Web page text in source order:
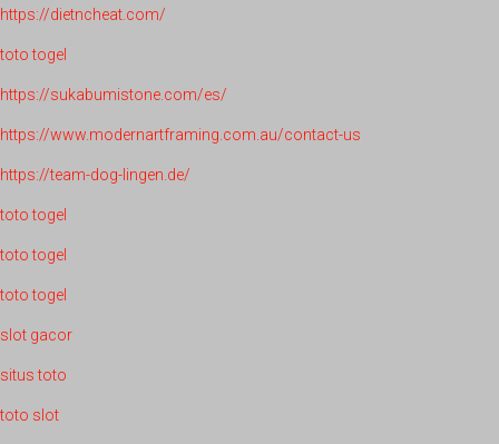
https://dietncheat.com/
toto togel
https://sukabumistone.com/es/
https://www.modernartframing.com.au/contact-us
https://team-dog-lingen.de/
toto togel
toto togel
toto togel
slot gacor
situs toto
toto slot